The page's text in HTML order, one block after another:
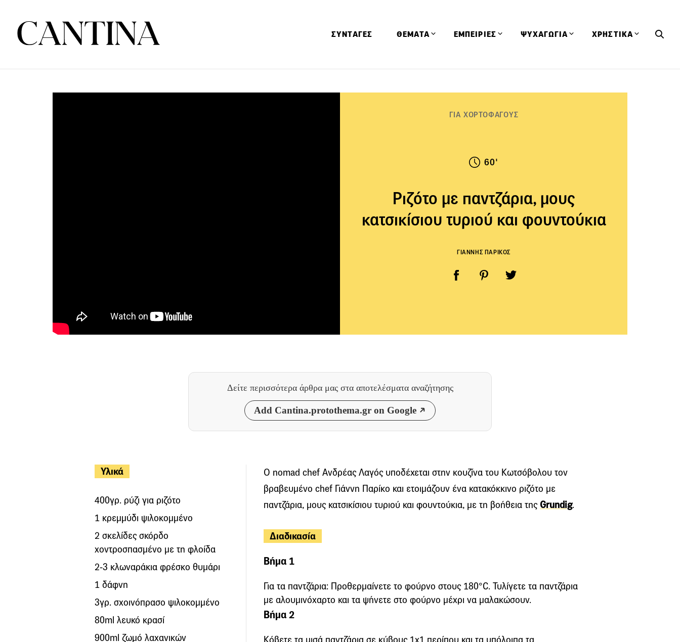
ΣΥΝΤΑΓΕΣ ΘΕΜΑΤΑ ΕΜΠΕΙΡΙΕΣ
Μαγαζιά
Ταξίδια
ΨΥΧΑΓΩΓΙΑ ΧΡΗΣΤΙΚΑ
ΓΙΑ ΧΟΡΤΟΦΑΓΟΥΣ
60'
Ριζότο με παντζάρια, μους
κατσικίσιου τυριού και φουντούκια
ΓΙΑΝΝΗΣ ΠΑΡΙΚΟΣ
Δείτε περισσότερα άρθρα μας στα αποτελέσματα αναζήτησης
Add Cantina.protothema.gr on Google
Υλικά
400γρ. ρύζι για ριζότο
1 κρεμμύδι ψιλοκομμένο
2 σκελίδες σκόρδο
χοντροσπασμένο με τη φλοίδα
2-3 κλωναράκια φρέσκο θυμάρι
1 δάφνη
3γρ. σχοινόπρασο ψιλοκομμένο
80ml λευκό κρασί
900ml ζωμό λαχανικών
Ο nomad chef Ανδρέας Λαγός υποδέχεται στην κουζίνα του Κωτσόβολου τον
βραβευμένο chef Γιάννη Παρίκο και ετοιμάζουν ένα κατακόκκινο ριζότο με
παντζάρια, μους κατσικίσιου τυριού και φουντούκια, με τη βοήθεια της Grundig.
Διαδικασία
Βήμα 1
Για τα παντζάρια: Προθερμαίνετε το φούρνο στους 180°C. Τυλίγετε τα παντζάρια
με αλουμινόχαρτο και τα ψήνετε στο φούρνο μέχρι να μαλακώσουν.
Βήμα 2
Κόβετε τα μισά παντζάρια σε κύβους 1x1 περίπου και τα υπόλοιπα τα